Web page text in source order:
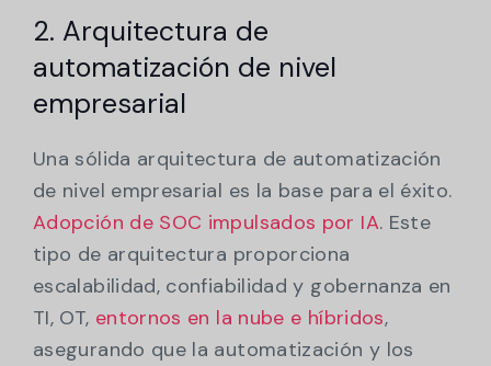
2. Arquitectura de
automatización de nivel
empresarial
Una sólida arquitectura de automatización
de nivel empresarial es la base para el éxito.
Adopción de SOC impulsados por IA. Este
tipo de arquitectura proporciona
escalabilidad, confiabilidad y gobernanza en
TI, OT, entornos en la nube e híbridos,
asegurando que la automatización y los